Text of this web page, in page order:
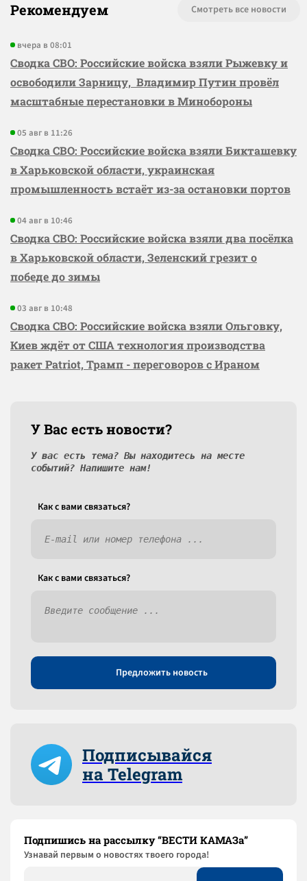
Рекомендуем Смотреть все новости
вчера в 08:01
Сводка СВО: Российские войска взяли Рыжевку и
освободили Зарницу, Владимир Путин провёл
масштабные перестановки в Минобороны
05 авг в 11:26
Сводка СВО: Российские войска взяли Бикташевку
в Харьковской области, украинская
промышленность встаёт из-за остановки портов
04 авг в 10:46
Сводка СВО: Российские войска взяли два посёлка
в Харьковской области, Зеленский грезит о
победе до зимы
03 авг в 10:48
Сводка СВО: Российские войска взяли Ольговку,
Киев ждёт от США технология производства
ракет Patriot, Трамп - переговоров с Ираном
У Вас есть новости?
У вас есть тема? Вы находитесь на месте
событий? Напишите нам!
Как c вами связаться?
Как c вами связаться?
Предложить новость
Подписывайся
на Telegram
Подпишись на рассылку “ВЕСТИ КАМАЗа”
Узнaвай первым о новостях твоего города!